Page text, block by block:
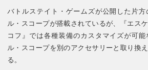
バトルステイト・ゲームズが公開した片
ル・スコープが搭載されているが、『エス
コフ』では各種装備のカスタマイズが可
ル・スコープを別のアクセサリーと取り換
る。